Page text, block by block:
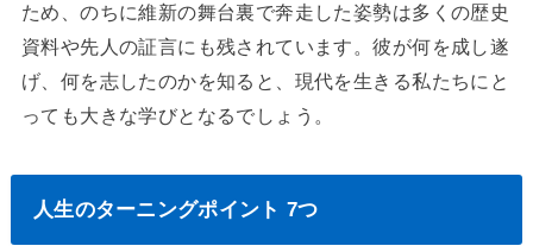
ため、のちに維新の舞台裏で奔走した姿勢は多くの歴史
資料や先人の証言にも残されています。彼が何を成し遂
げ、何を志したのかを知ると、現代を生きる私たちにと
っても大きな学びとなるでしょう。
人生のターニングポイント 7つ